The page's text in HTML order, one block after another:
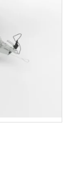
massif